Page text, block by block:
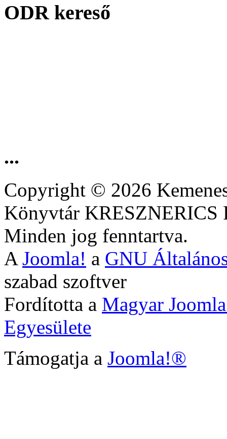
ODR kereső
...
Copyright © 2026
Könyvtár
Minden jog fenntartva.
A Joomla! a GNU
szabad szoftver
Fordította a Magyar
Egyesülete
Támogatja a Joomla!®